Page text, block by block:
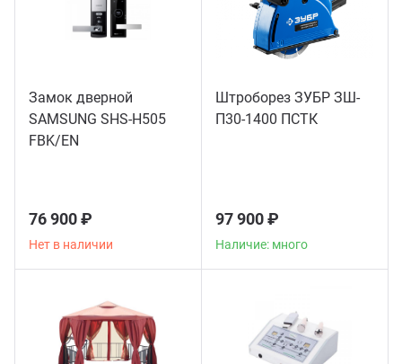
Замок дверной
SAMSUNG SHS-H505
FBK/EN
76 900 ₽
Нет в наличии
Штроборез ЗУБР ЗШ-
П30-1400 ПСТК
97 900 ₽
Наличие: много